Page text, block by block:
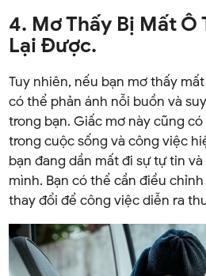
4. Mơ Thấy Bị Mất Ô
Lại Được.
Tuy nhiên, nếu bạn mơ thấy
có thể phản ánh nỗi buồn và
trong bạn. Giấc mơ này cũng
trong cuộc sống và công việc
bạn đang dần mất đi sự tự tin
mình. Bạn có thể cần điều
thay đổi để công việc diễn ra